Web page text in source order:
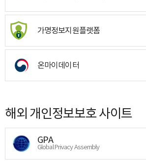
가명정보지원플랫폼
온마이데이터
해외 개인정보보호 사이트
GPA
Global Privacy Assembly